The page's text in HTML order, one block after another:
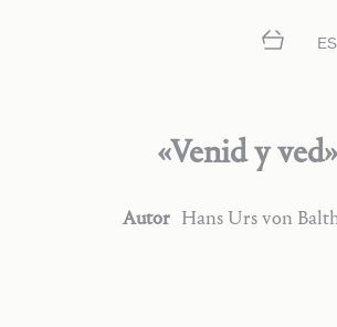
ES
«Venid y ved»
Autor Hans Ursvon